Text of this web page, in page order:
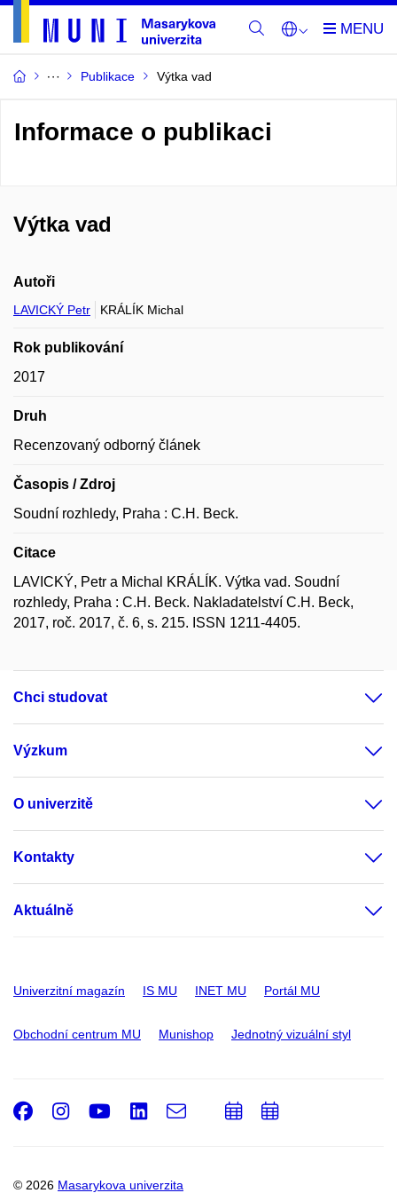
Publikace Výtka vad
Informace o publikaci
Výtka vad
Autoři
LAVICKÝ Petr KRÁLÍK Michal
Rok publikování
2017
Druh
Recenzovaný odborný článek
Časopis / Zdroj
Soudní rozhledy, Praha : C.H. Beck.
Citace
LAVICKÝ, Petr a Michal KRÁLÍK. Výtka vad. Soudní
rozhledy, Praha : C.H. Beck. Nakladatelství C.H. Beck,
2017, roč. 2017, č. 6, s. 215. ISSN 1211-4405.
Chci studovat
Výzkum
O univerzitě
Kontakty
Aktuálně
Univerzitní magazín IS MU INET MU Portál MU
Obchodní centrum MU Munishop Jednotný vizuální styl
© 2026 Masarykova univerzita
Facebook
Instagram
Youtube
LinkedIn
e-
PřidatPřidat